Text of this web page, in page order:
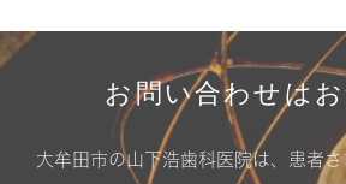
お問い合わせは
大牟田市の山下浩歯科医院は、患者